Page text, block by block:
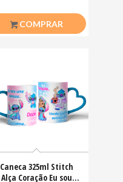
COMPRAR
Caneca 325ml Stitch
Alça Coração Eu sou